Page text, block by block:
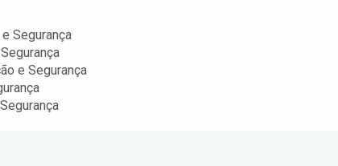
Segurança
e Segurança